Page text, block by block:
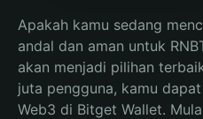
Apakah kamu sedang
andal dan aman untuk
akan menjadi pilihan
juta pengguna, kamu
Web3 di Bitget Wallet.